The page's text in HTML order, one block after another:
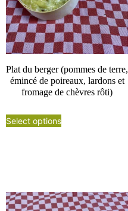
Plat du berger (pommes de terre,
émincé de poireaux, lardons et
fromage de chèvres rôti)
Select options